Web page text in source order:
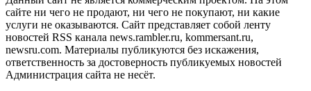
сайте ни чего не продают, ни чего не покупают, ни какие
услуги не оказываются. Сайт представляет собой ленту
новостей RSS канала news.rambler.ru, kommersant.ru,
newsru.com. Материалы публикуются без искажения,
ответственность за достоверность публикуемых новостей
Администрация сайта не несёт.